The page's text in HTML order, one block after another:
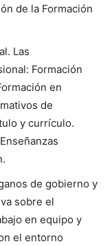
de la Formación
Las
Formación
en
de
y currículo.
de gobierno y
sobre el
en equipo y
el entorno